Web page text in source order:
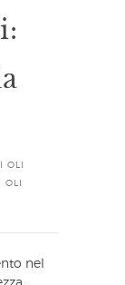
OLI
OLI
nel